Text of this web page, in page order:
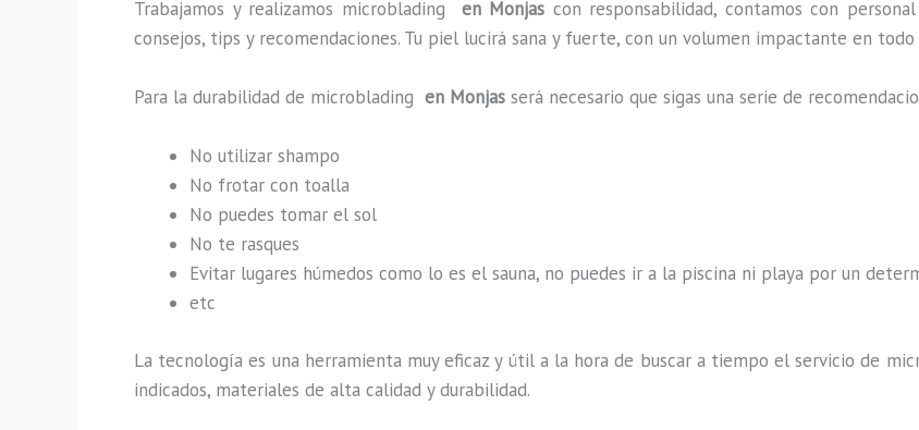
Trabajamos y realizamos microblading en Monjas con responsabilidad, contamos con
consejos, tips y recomendaciones. Tu piel lucirá sana y fuerte, con un volumen impactante en
Para la durabilidad de microblading en Monjas será necesario que sigas una serie de
No utilizar shampo
No frotar con toalla
No puedes tomar el sol
No te rasques
Evitar lugares húmedos como lo es el sauna, no puedes ir a la piscina ni playa por un
etc
La tecnología es una herramienta muy eficaz y útil a la hora de buscar a tiempo el servicio de
indicados, materiales de alta calidad y durabilidad.